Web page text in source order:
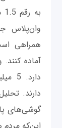
دارند.
گوشی‌های